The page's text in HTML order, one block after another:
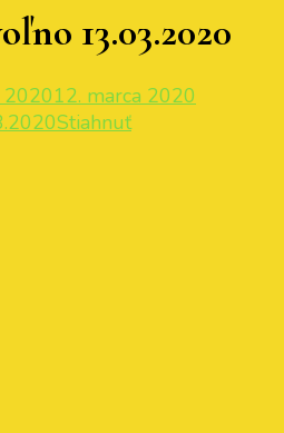
13.03.2020
202012. marca 2020
Stiahnuť